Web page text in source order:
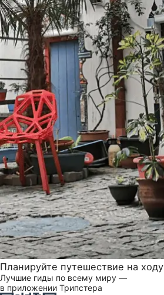
Планируйте путешествие на ходу
Лучшие гиды по всему миру —
в приложении Трипстера